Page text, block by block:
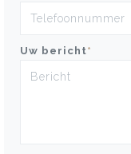
Uw bericht*